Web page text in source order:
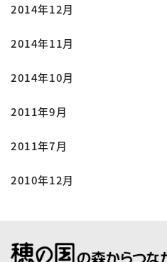
2014年12月
2014年11月
2014年10月
2011年9月
2011年7月
2010年12月